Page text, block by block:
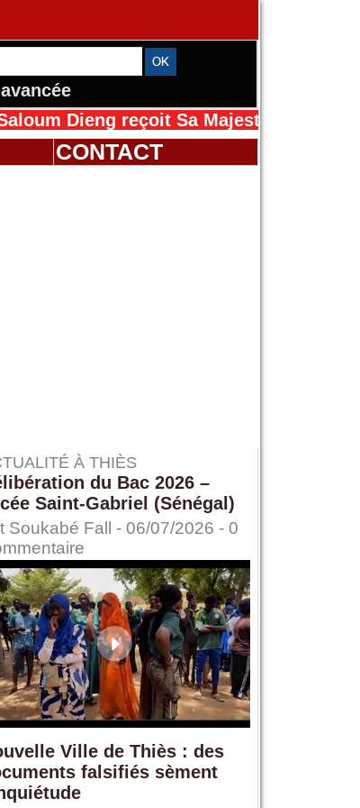
Dieng reçoit Sa Majesté Mansah Cissé
CONTACT
À THIÈS
du Bac 2026 –
Saint-Gabriel (Sénégal)
Soukabé Fall - 06/07/2026 - 0
Ville de Thiès : des
falsifiés sèment